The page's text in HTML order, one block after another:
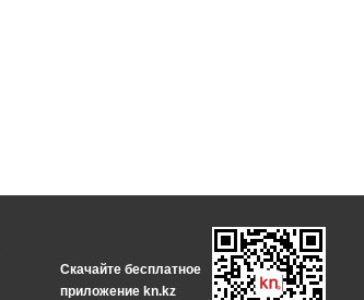
Скачайте бесплатное
приложение kn.kz